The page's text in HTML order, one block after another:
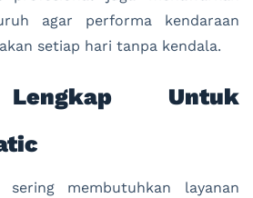
agar performa kendaraan
setiap hari tanpa kendala.
Untuk
sering membutuhkan layanan